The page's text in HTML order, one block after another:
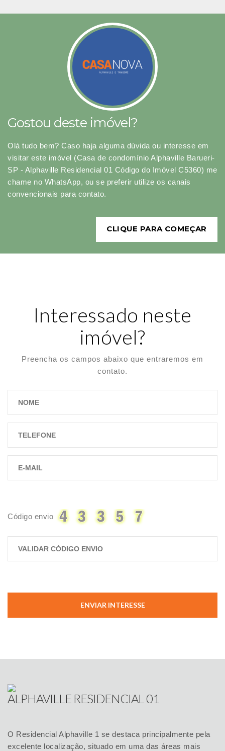
Gostou deste imóvel?
Olá tudo bem? Caso haja alguma dúvida ou interesse em
visitar este imóvel (Casa de condomínio Alphaville Barueri-
SP - Alphaville Residencial 01 Código do Imóvel C5360) me
chame no WhatsApp, ou se preferir utilize os canais
convencionais para contato.
CLIQUE PARA COMEÇAR
Interessado neste
imóvel?
Preencha os campos abaixo que entraremos em
contato.
Código envio
ENVIAR INTERESSE
ALPHAVILLE RESIDENCIAL 01
O Residencial Alphaville 1 se destaca principalmente pela
excelente localização, situado em uma das áreas mais